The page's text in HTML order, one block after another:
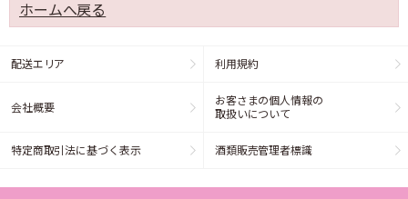
ホームへ戻る
配送エリア 利用規約
会社概要
お客さまの個人情報の
取扱いについて
特定商取引法に基づく表示 酒類販売管理者標識